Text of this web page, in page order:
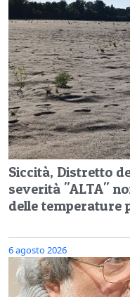
Siccità, Distretto
severità "ALTA"
delle temperature
6 agosto 2026